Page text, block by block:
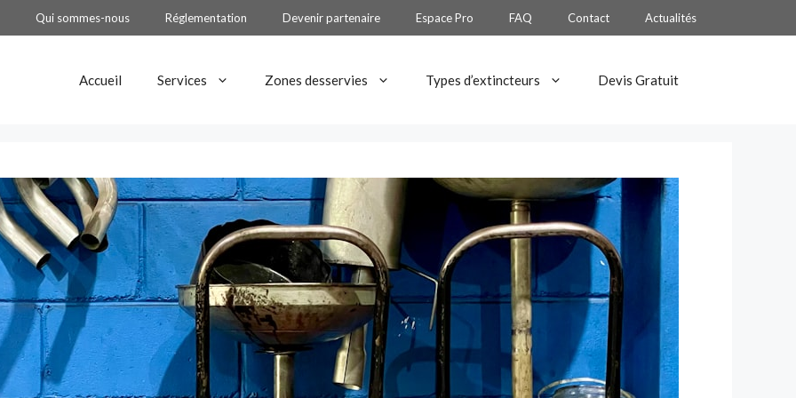
Qui sommes-nous Réglementation Devenir partenaire Espace Pro FAQ Contact Actualités
Accueil Services Zones desservies Types d’extincteurs Devis Gratuit